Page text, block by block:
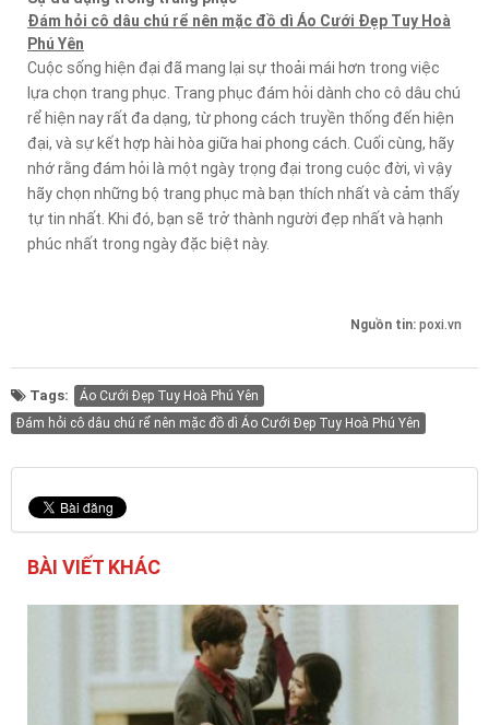
Đám hỏi cô dâu chú rể nên mặc đồ dì Áo Cưới Đẹp Tuy Hoà
Phú Yên
Cuộc sống hiện đại đã mang lại sự thoải mái hơn trong việc
lựa chọn trang phục. Trang phục đám hỏi dành cho cô dâu chú
rể hiện nay rất đa dạng, từ phong cách truyền thống đến hiện
đại, và sự kết hợp hài hòa giữa hai phong cách. Cuối cùng, hãy
nhớ rằng đám hỏi là một ngày trọng đại trong cuộc đời, vì vậy
hãy chọn những bộ trang phục mà bạn thích nhất và cảm thấy
tự tin nhất. Khi đó, bạn sẽ trở thành người đẹp nhất và hạnh
phúc nhất trong ngày đặc biệt này.
Nguồn tin: poxi.vn
Tags:
Áo Cưới Đẹp Tuy Hoà Phú Yên
Đám hỏi cô dâu chú rể nên mặc đồ dì Áo Cưới Đẹp Tuy Hoà Phú Yên
BÀI VIẾT KHÁC